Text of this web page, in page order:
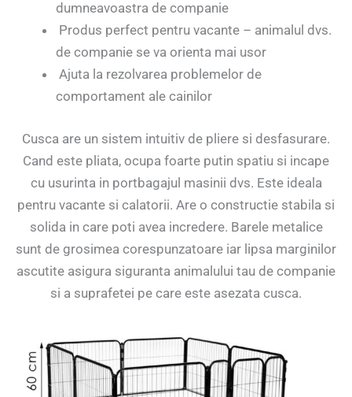
dumneavoastra de companie
Produs perfect pentru vacante – animalul dvs.
de companie se va orienta mai usor
Ajuta la rezolvarea problemelor de
comportament ale cainilor
Cusca are un sistem intuitiv de pliere si desfasurare.
Cand este pliata, ocupa foarte putin spatiu si incape
cu usurinta in portbagajul masinii dvs. Este ideala
pentru vacante si calatorii. Are o constructie stabila si
solida in care poti avea incredere. Barele metalice
sunt de grosimea corespunzatoare iar lipsa marginilor
ascutite asigura siguranta animalului tau de companie
si a suprafetei pe care este asezata cusca.